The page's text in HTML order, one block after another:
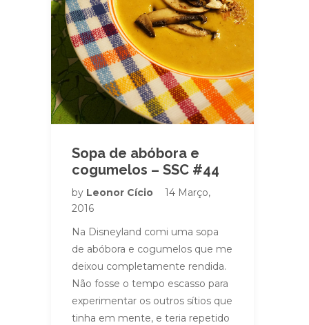
Sopa de abóbora e
cogumelos – SSC #44
by Leonor Cício
14 Março,
2016
Na Disneyland comi uma sopa
de abóbora e cogumelos que me
deixou completamente rendida.
Não fosse o tempo escasso para
experimentar os outros sítios que
tinha em mente, e teria repetido